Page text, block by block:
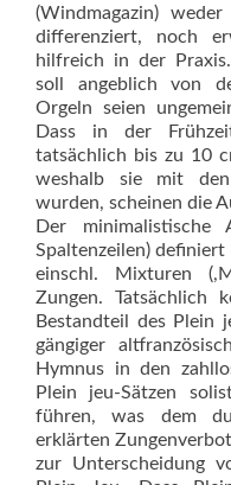
(Windmagazin)
differenziert, noch
hilfreich in der Praxis.
soll angeblich von
Orgeln seien
Dass in der
tatsächlich bis zu 10
weshalb sie mit den
wurden, scheinen die
Der minimalistische
Spaltenzeilen) definiert
einschl. Mixturen
Zungen. Tatsächlich
Bestandteil des Plein
gängiger
Hymnus in den
Plein jeu-Sätzen
führen, was dem
erklärten
zur Unterscheidung